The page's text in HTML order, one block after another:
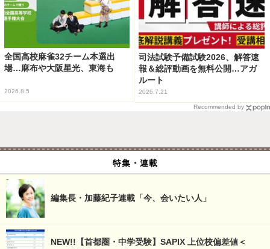
全国高校麻雀32チーム本選出
場…麻布や大阪星光、東海も
2026.8.5
司法試験予備試験2026、解答速
報＆総評動画を無料公開…アガ
ルート
2026.7.21
Recommended by
特集・連載
編集長・加藤紀子連載「今、会いたい人」
NEW!!【首都圏・中学受験】SAPIX 上位校偏差値＜